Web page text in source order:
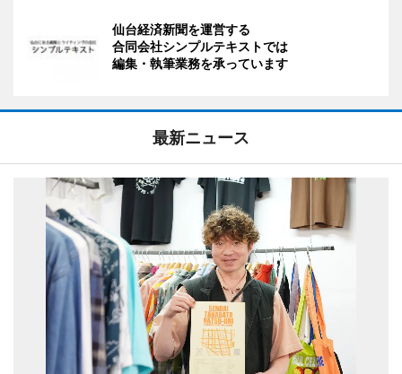
仙台経済新聞を運営する
合同会社シンプルテキストでは
編集・執筆業務を承っています
最新ニュース